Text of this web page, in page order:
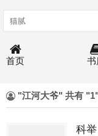
首页 书
"江河大爷" 共有
科